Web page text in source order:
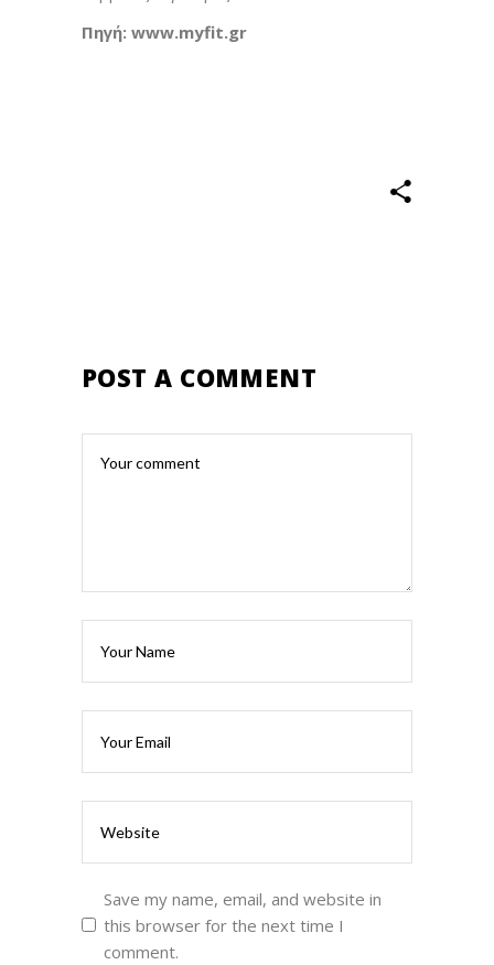
Πηγή: www.myfit.gr
POST A COMMENT
Save my name, email, and website in
this browser for the next time I
comment.